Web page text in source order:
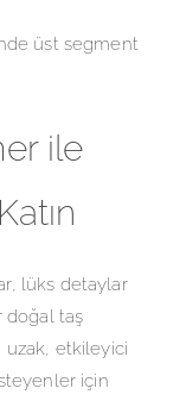
üst segment
ile
lüks detaylar
doğal taş
uzak, etkileyici
için